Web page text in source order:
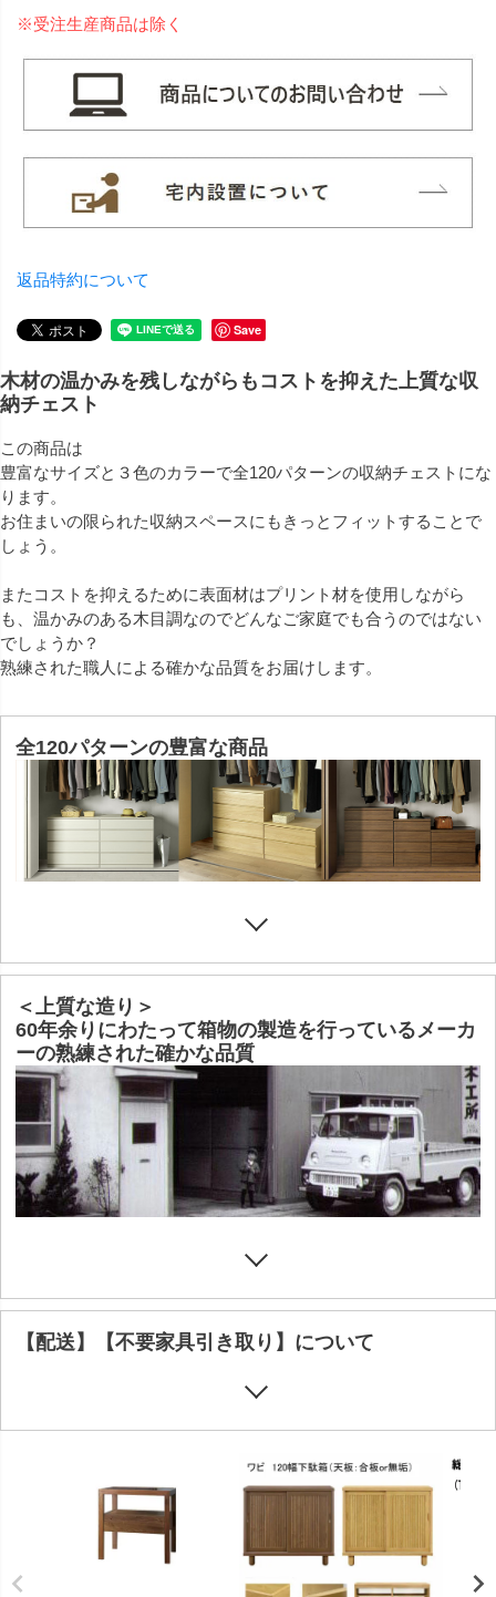
※受注生産商品は除く
返品特約について
Save
木材の温かみを残しながらもコストを抑えた上質な収
納チェスト
この商品は
豊富なサイズと３色のカラーで全120パターンの収納チェストにな
ります。
お住まいの限られた収納スペースにもきっとフィットすることで
しょう。
またコストを抑えるために表面材はプリント材を使用しながら
も、温かみのある木目調なのでどんなご家庭でも合うのではない
でしょうか？
熟練された職人による確かな品質をお届けします。
全120パターンの豊富な商品
＜上質な造り＞
60年余りにわたって箱物の製造を行っているメーカ
ーの熟練された確かな品質
【配送】【不要家具引き取り】について